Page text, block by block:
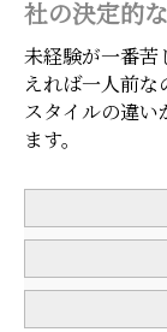
社の決定的
未経験が一番苦
えれば一人前な
スタイルの違い
ます。